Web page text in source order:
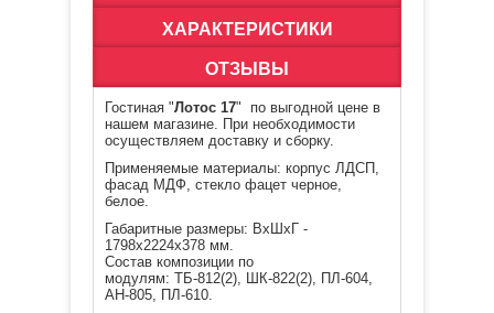
ХАРАКТЕРИСТИКИ
ОТЗЫВЫ
Гостиная "Лотос 17"
по выгодной цене в
нашем магазине. При необходимости
осуществляем доставку и сборку.
Применяемые материалы: корпус ЛДСП,
фасад МДФ, стекло фацет черное,
белое.
Габаритные размеры: ВхШхГ -
1798х2224х378 мм.
Состав композиции по
модулям: ТБ-812(2), ШК-822(2), ПЛ-604,
АН-805, ПЛ-610.